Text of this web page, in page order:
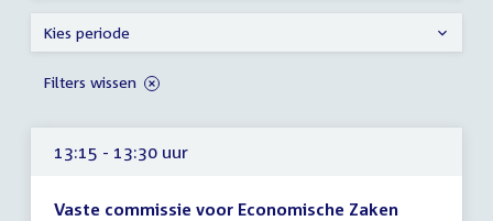
13:15 - 13:30 uur
Vaste commissie voor Economische Zaken
Kies periode
Filters wissen